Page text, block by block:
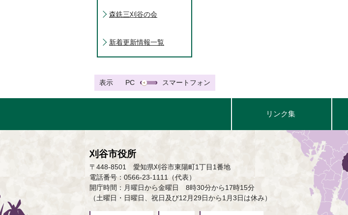
森銑三刈谷の会
新着更新情報一覧
表示 PC スマートフォン
リンク集
刈谷市役所
〒448-8501 愛知県刈谷市東陽町1丁目1番地
電話番号：0566-23-1111（代表）
開庁時間：月曜日から金曜日 8時30分から17時15分
（土曜日・日曜日、祝日及び12月29日から1月3日は休み）